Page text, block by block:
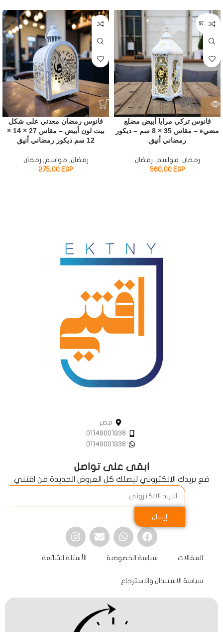
SOLD OUT
فانوس تركي مرايا أبيض مضلع
مضيء – مقاس 35 × 8 سم – ديكور
رمضاني أنيق
رمضان, مواسم, رمضان
560,00 EGP
فانوس رمضان معدني على شكل
بيت لون أبيض – مقاس 27 × 14 ×
12 سم ديكور رمضاني أنيق
رمضان, مواسم, رمضان
275,00 EGP
مصر
01149001938
01149001938
ابقى على تواصل
ضع بريدك الالكتروني ليصلك كل العروض الجديدة من اقتني
إرسال
المقالات سياسة الخصوصية الأسئلة الشائعة
سياسة الاستبدال والاسترجاع